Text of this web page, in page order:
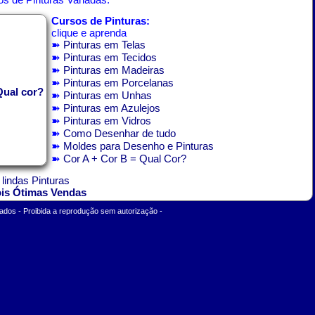
cor?
Cursos de Pinturas:
clique e aprenda
➽ Pinturas em Telas
➽ Pinturas em Tecidos
➽ Pinturas em Madeiras
➽ Pinturas em Porcelanas
➽ Pinturas em Unhas
➽ Pinturas em Azulejos
➽ Pinturas em Vidros
➽ Como Desenhar de tudo
➽ Moldes para Desenho e Pinturas
➽ Cor A + Cor B = Qual Cor?
Pinturas
Ótimas Vendas
- Proibida a reprodução sem autorização -